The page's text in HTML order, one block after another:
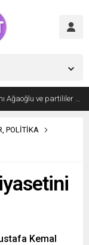
Hayye’yi kabul etti
, POLİTİKA
Kemal